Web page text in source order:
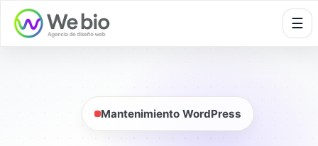
☰
Mantenimiento WordPress